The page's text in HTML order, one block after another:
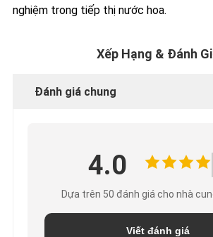
nghiệm trong tiếp thị nước hoa.
Xếp Hạng & Đánh
Đánh giá chung
4.0
Dựa trên 50 đánh giá cho nhà
Viết đánh giá